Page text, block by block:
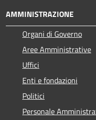
AMMINISTRAZIONE
Organi di Governo
Aree Amministrative
Uffici
Enti e fondazioni
Politici
Personale